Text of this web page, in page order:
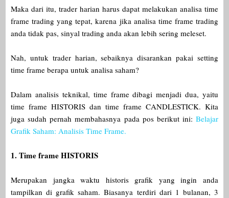
Maka dari itu, trader harian harus dapat melakukan analisa time
frame trading yang tepat, karena jika analisa time frame trading
anda tidak pas, sinyal trading anda akan lebih sering meleset.
Nah, untuk trader harian, sebaiknya disarankan pakai setting
time frame berapa untuk analisa saham?
Dalam analisis teknikal, time frame dibagi menjadi dua, yaitu
time frame HISTORIS dan time frame CANDLESTICK. Kita
juga sudah pernah membahasnya pada pos berikut ini: Belajar
Grafik Saham: Analisis Time Frame.
1. Time frame HISTORIS
Merupakan jangka waktu historis grafik yang ingin anda
tampilkan di grafik saham. Biasanya terdiri dari 1 bulanan, 3